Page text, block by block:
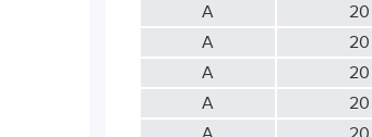
А
20
А
20
А
20
А
20